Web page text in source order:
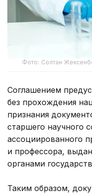
Фото: Солтан
Соглашением
без прохождения
признания
старшего научного
ассоциированного
и профессора,
органами
Таким образом,